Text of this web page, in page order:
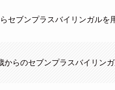
セブンプラスバイリンガル
からのセブンプラスバイリン